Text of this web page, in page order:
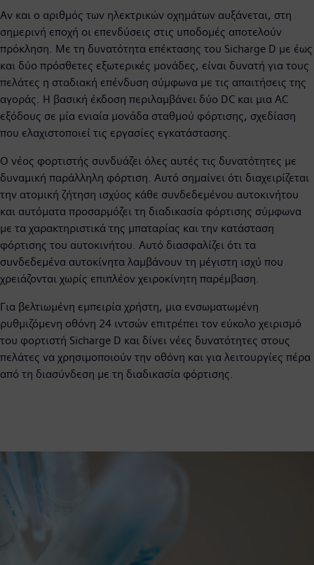
Αν και ο αριθμός των ηλεκτρικών οχημάτων αυξάνεται, στη
σημερινή εποχή οι επενδύσεις στις υποδομές αποτελούν
πρόκληση. Με τη δυνατότητα επέκτασης του Sicharge D με έως
και δύο πρόσθετες εξωτερικές μονάδες, είναι δυνατή για τους
πελάτες η σταδιακή επένδυση σύμφωνα με τις απαιτήσεις της
αγοράς. Η βασική έκδοση περιλαμβάνει δύο DC και μια AC
εξόδους σε μία ενιαία μονάδα σταθμού φόρτισης, σχεδίαση
που ελαχιστοποιεί τις εργασίες εγκατάστασης.
Ο νέος φορτιστής συνδυάζει όλες αυτές τις δυνατότητες με
δυναμική παράλληλη φόρτιση. Αυτό σημαίνει ότι διαχειρίζεται
την ατομική ζήτηση ισχύος κάθε συνδεδεμένου αυτοκινήτου
και αυτόματα προσαρμόζει τη διαδικασία φόρτισης σύμφωνα
με τα χαρακτηριστικά της μπαταρίας και την κατάσταση
φόρτισης του αυτοκινήτου. Αυτό διασφαλίζει ότι τα
συνδεδεμένα αυτοκίνητα λαμβάνουν τη μέγιστη ισχύ που
χρειάζονται χωρίς επιπλέον χειροκίνητη παρέμβαση.
Για βελτιωμένη εμπειρία χρήστη, μια ενσωματωμένη
ρυθμιζόμενη οθόνη 24 ιντσών επιτρέπει τον εύκολο χειρισμό
του φορτιστή Sicharge D και δίνει νέες δυνατότητες στους
πελάτες να χρησιμοποιούν την οθόνη και για λειτουργίες πέρα
από τη διασύνδεση με τη διαδικασία φόρτισης.